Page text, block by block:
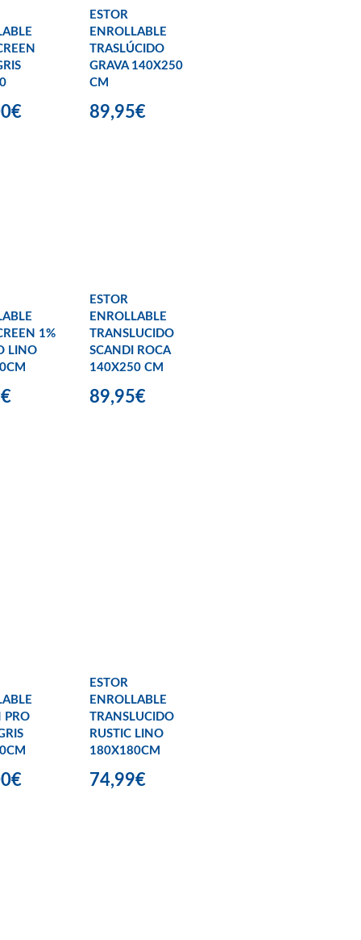
ESTOR
ENROLLABLE
TRASLÚCIDO
GRAVA 140X250
CM
89,95€
1%
LINO
ESTOR
ENROLLABLE
TRANSLUCIDO
SCANDI ROCA
140X250 CM
89,95€
PRO
ESTOR
ENROLLABLE
TRANSLUCIDO
RUSTIC LINO
180X180CM
74,99€